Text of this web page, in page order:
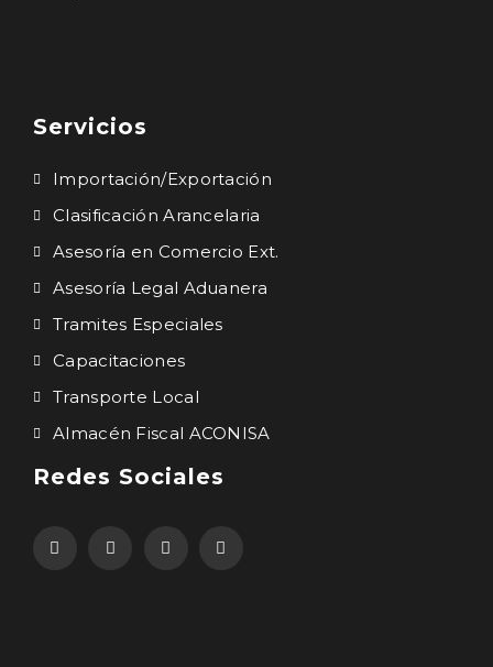
Servicios
Importación/Exportación
Clasificación Arancelaria
Asesoría en Comercio Ext.
Asesoría Legal Aduanera
Tramites Especiales
Capacitaciones
Transporte Local
Almacén Fiscal ACONISA
Redes Sociales